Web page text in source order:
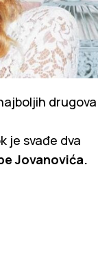
drugova
je svađe dva
Jovanovića.